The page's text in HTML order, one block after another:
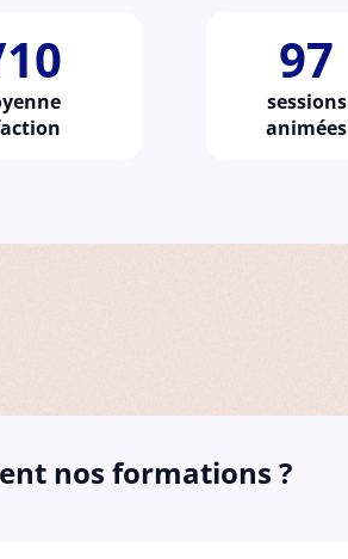
97
sessions
animées
nos formations ?